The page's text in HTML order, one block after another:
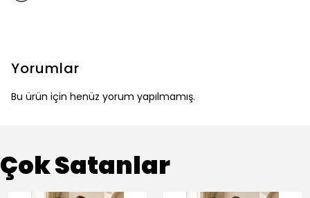
Yorumlar
Bu ürün için henüz yorum yapılmamış.
Çok Satanlar